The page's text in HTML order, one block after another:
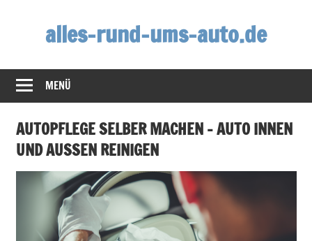
alles-rund-ums-auto.de
MENÜ
AUTOPFLEGE SELBER MACHEN – AUTO INNEN
UND AUSSEN REINIGEN